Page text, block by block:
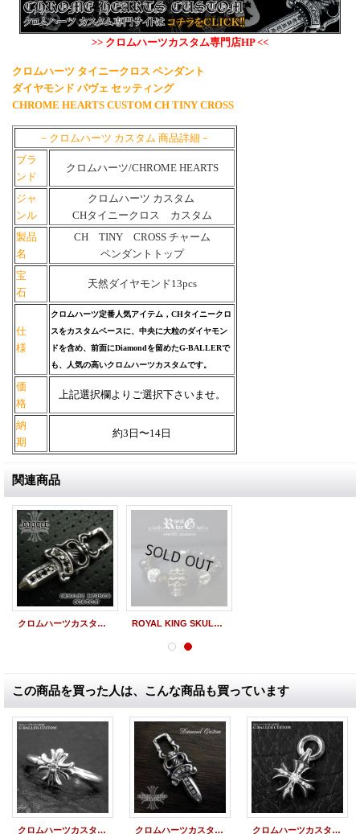
>> クロムハーツカスタム専門店HP <<
クロムハーツ タイニークロス ペンダント
ダイヤモンド パヴェ セッティング
CHROME HEARTS CUSTOM CH TINY CROSS
－クロムハーツ カスタム 商品詳細－
ブラ
ンド
クロムハーツ/CHROME HEARTS
ジャ
ンル
クロムハーツ カスタム
CHタイニークロス カスタム
製品
名
CH TINY CROSS チャーム
ペンダントトップ
宝
石
天然ダイヤモンド13pcs
仕
様
クロムハーツ定番人気アイテム，CHタイニークロ
スをカスタムベースに、中央に大粒のダイヤモン
ドを含め、前面にDiamondを留めたG-BALLERで
も、人気の高いクロムハーツカスタムです。
価
格
上記選択欄よりご選択下さいませ。
納
期
約3日〜14日
関連商品
クロムハーツカスタム アフターダイヤ， ダイヤ入れ加工，修理 サイズ直し クロムカスタム ダイヤ，サファイヤ，人口ダイヤ等、パベェセッティング により、最高の仕上がりをお約束 致します。 ROYAL KING SKULLBRASS LUXURY LINE／シルバー925・オニキス・スピネル スカルブレス ラグジュアリーライン
この商品を買った人は、こんな商品も買っています
クロムハーツカスタム バブルガムリング CHプラス ダイヤ CHROME HEARTSカスタム クロムハーツカスタム ダガーペンダント ダイヤ クロムハーツカスタム CHプラス ダイヤパヴェ カスタム